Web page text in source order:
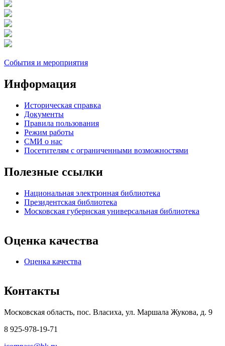
События и мероприятия
Информация
Историческая справка
Документы
Правила пользования
Режим работы
СМИ о нас
Посетителям с ограниченными возможностями
Полезные ссылки
Национальная электронная библиотека
Президентская библиотека
Московская губернская универсальная библиотека
Оценка качества
Оценка качества
Контакты
Московская область, пос. Власиха, ул. Маршала Жукова, д. 9
8 925-978-19-71